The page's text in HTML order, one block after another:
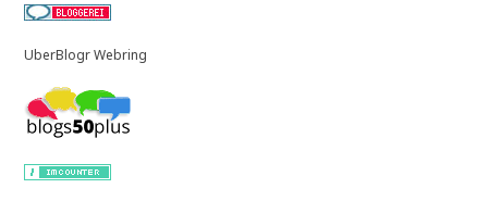
UberBlogr Webring